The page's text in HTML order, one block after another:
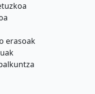
erasoak